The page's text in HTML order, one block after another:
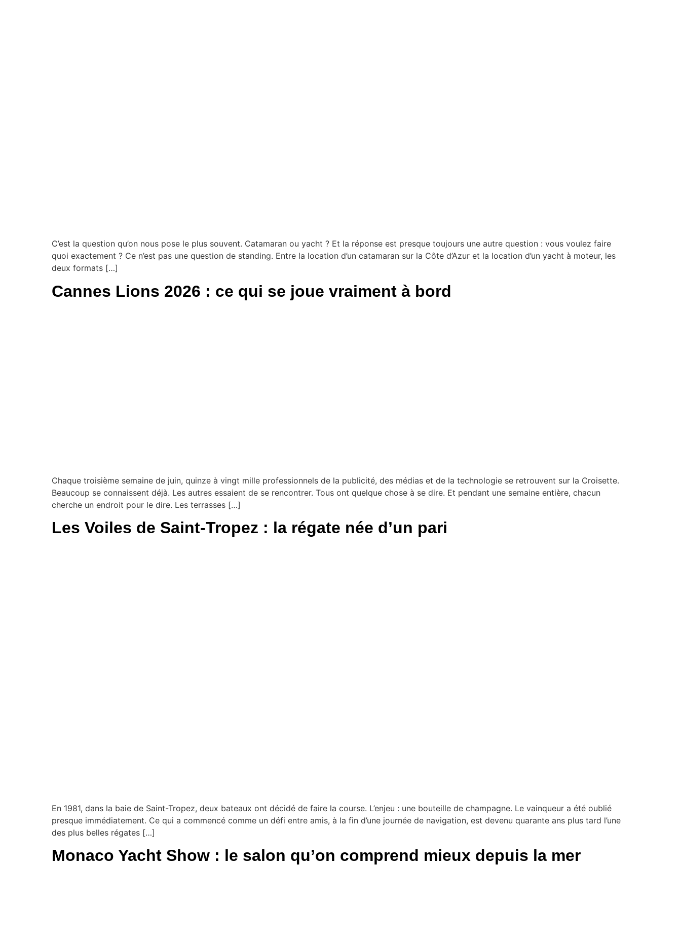
C’est la question qu’on nous pose le plus souvent. Catamaran ou yacht ? Et la réponse est presque toujours une autre question : vous voulez faire
quoi exactement ? Ce n’est pas une question de standing. Entre la location d’un catamaran sur la Côte d’Azur et la location d’un yacht à moteur, les
deux formats […]
Cannes Lions 2026 : ce qui se joue vraiment à bord
Chaque troisième semaine de juin, quinze à vingt mille professionnels de la publicité, des médias et de la technologie se retrouvent sur la Croisette.
Beaucoup se connaissent déjà. Les autres essaient de se rencontrer. Tous ont quelque chose à se dire. Et pendant une semaine entière, chacun
cherche un endroit pour le dire. Les terrasses […]
Les Voiles de Saint-Tropez : la régate née d’un pari
En 1981, dans la baie de Saint-Tropez, deux bateaux ont décidé de faire la course. L’enjeu : une bouteille de champagne. Le vainqueur a été oublié
presque immédiatement. Ce qui a commencé comme un défi entre amis, à la fin d’une journée de navigation, est devenu quarante ans plus tard l’une
des plus belles régates […]
Monaco Yacht Show : le salon qu’on comprend mieux depuis la mer